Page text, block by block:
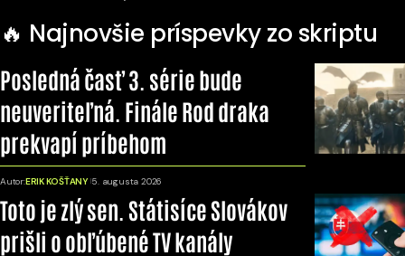
🔥 Najnovšie príspevky zo skriptu
Posledná časť 3. série bude
neuveriteľná. Finále Rod draka
prekvapí príbehom
Autor:ERIK KOŠŤANY 5. augusta 2026
Toto je zlý sen. Státisíce Slovákov
prišli o obľúbené TV kanály